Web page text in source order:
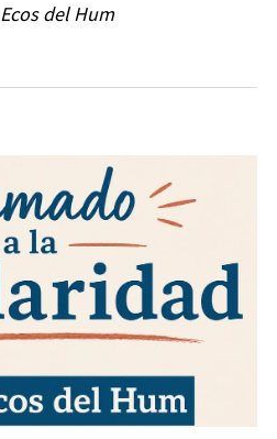
Ecos del Hum